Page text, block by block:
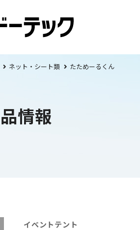
ネット・シート類 たためーるくん
情報
イベントテント